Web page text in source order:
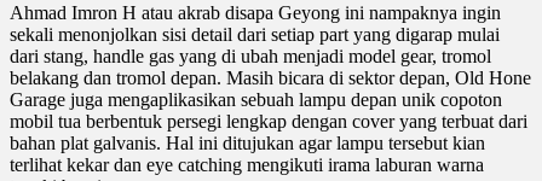
Ahmad Imron H atau akrab disapa Geyong ini nampaknya ingin
sekali menonjolkan sisi detail dari setiap part yang digarap mulai
dari stang, handle gas yang di ubah menjadi model gear, tromol
belakang dan tromol depan. Masih bicara di sektor depan, Old Hone
Garage juga mengaplikasikan sebuah lampu depan unik copoton
mobil tua berbentuk persegi lengkap dengan cover yang terbuat dari
bahan plat galvanis. Hal ini ditujukan agar lampu tersebut kian
terlihat kekar dan eye catching mengikuti irama laburan warna